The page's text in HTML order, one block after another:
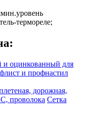
термореле;
и оцинкованный для
и профнастил
дорожная,
проволока Сетка